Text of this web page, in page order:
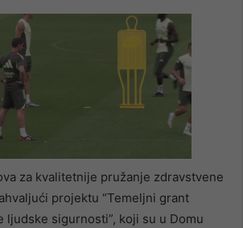
za kvalitetnije pružanje zdravstvene
projektu “Temeljni grant
ljudske sigurnosti”, koji su u Domu